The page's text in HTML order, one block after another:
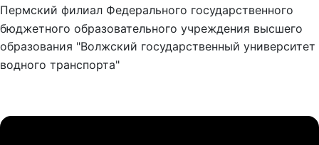
Пермский филиал Федерального государственного
бюджетного образовательного учреждения высшего
образования "Волжский государственный университет
водного транспорта"